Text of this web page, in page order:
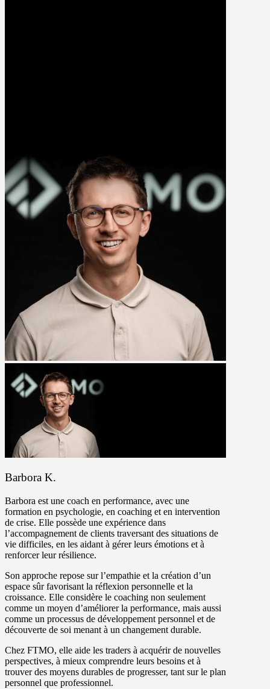
Barbora K.
Barbora est une coach en performance, avec une
formation en psychologie, en coaching et en intervention
de crise. Elle possède une expérience dans
l’accompagnement de clients traversant des situations de
vie difficiles, en les aidant à gérer leurs émotions et à
renforcer leur résilience.
Son approche repose sur l’empathie et la création d’un
espace sûr favorisant la réflexion personnelle et la
croissance. Elle considère le coaching non seulement
comme un moyen d’améliorer la performance, mais aussi
comme un processus de développement personnel et de
découverte de soi menant à un changement durable.
Chez FTMO, elle aide les traders à acquérir de nouvelles
perspectives, à mieux comprendre leurs besoins et à
trouver des moyens durables de progresser, tant sur le plan
personnel que professionnel.